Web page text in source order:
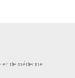
et de médecine